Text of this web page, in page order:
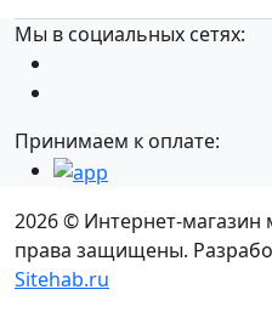
Мы в социальных сетях:
Принимаем к оплате:
2026 © Интернет-магазин
права защищены.
Sitehab.ru